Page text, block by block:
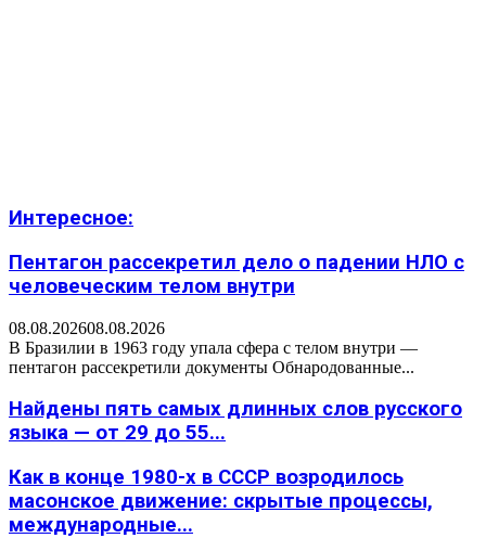
Интересное:
Пентагон рассекретил дело о падении НЛО с
человеческим телом внутри
08.08.202608.08.2026
В Бразилии в 1963 году упала сфера с телом внутри —
пентагон рассекретили документы Обнародованные...
Найдены пять самых длинных слов русского
языка — от 29 до 55...
Как в конце 1980-х в СССР возродилось
масонское движение: скрытые процессы,
международные...